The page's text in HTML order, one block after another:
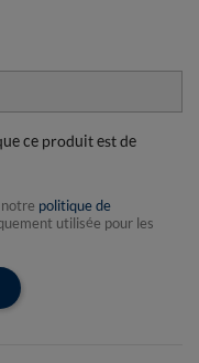
ce produit est de
politique de
utilisée pour les